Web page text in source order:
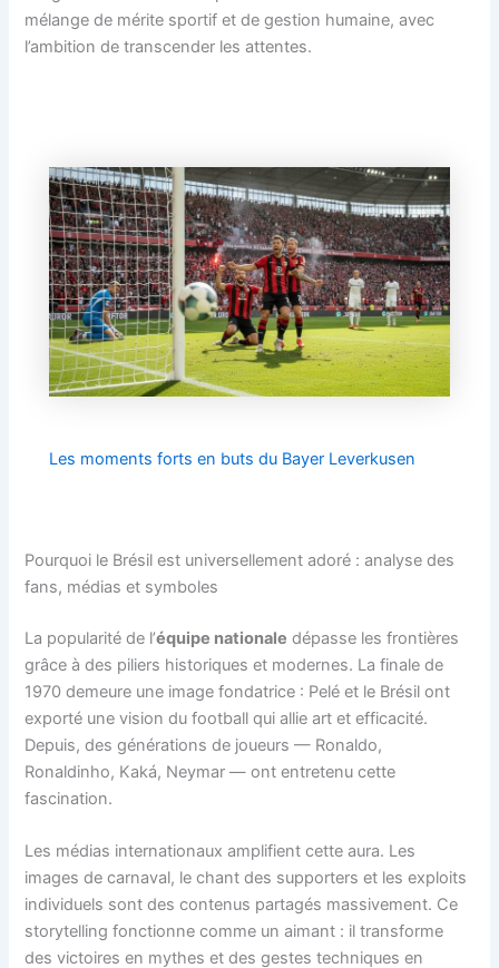
mélange de mérite sportif et de gestion humaine, avec
l’ambition de transcender les attentes.
Les moments forts en buts du Bayer Leverkusen
Pourquoi le Brésil est universellement adoré : analyse des
fans, médias et symboles
La popularité de l’équipe nationale dépasse les frontières
grâce à des piliers historiques et modernes. La finale de
1970 demeure une image fondatrice : Pelé et le Brésil ont
exporté une vision du football qui allie art et efficacité.
Depuis, des générations de joueurs — Ronaldo,
Ronaldinho, Kaká, Neymar — ont entretenu cette
fascination.
Les médias internationaux amplifient cette aura. Les
images de carnaval, le chant des supporters et les exploits
individuels sont des contenus partagés massivement. Ce
storytelling fonctionne comme un aimant : il transforme
des victoires en mythes et des gestes techniques en